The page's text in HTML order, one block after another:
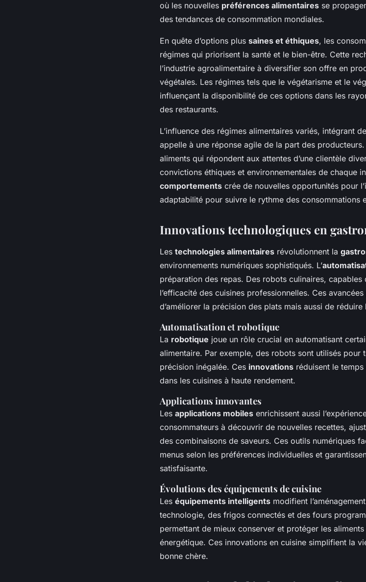
où les nouvelles préférences alimentaires se
des tendances de consommation mondiales.
En quête d’options plus saines et éthiques, les
régimes qui priorisent la santé et le bien-être. Cette
l’industrie agroalimentaire à diversifier son offre en
végétales. Les régimes tels que le végétarisme et le
influençant la disponibilité de ces options dans les
des restaurants.
L’influence des régimes alimentaires variés, intégrant
appelle à une réponse agile de la part des
aliments qui répondent aux attentes d’une clientèle
convictions éthiques et environnementales de chaque
comportements crée de nouvelles opportunités pour
adaptabilité pour suivre le rythme des consommations
Innovations technologiques en
Les technologies alimentaires révolutionnent la
environnements numériques sophistiqués. L’
préparation des repas. Des robots culinaires,
l’efficacité des cuisines professionnelles. Ces
d’améliorer la précision des plats mais aussi de
Automatisation et robotique
La robotique joue un rôle crucial en automatisant
alimentaire. Par exemple, des robots sont utilisés pour
précision inégalée. Ces innovations réduisent le
dans les cuisines à haute rendement.
Applications innovantes
Les applications mobiles enrichissent aussi
consommateurs à découvrir de nouvelles recettes,
des combinaisons de saveurs. Ces outils numériques
menus selon les préférences individuelles et
satisfaisante.
Évolutions des équipements de cuisine
Les équipements intelligents modifient
technologie, des frigos connectés et des fours
permettant de mieux conserver et protéger les
énergétique. Ces innovations en cuisine simplifient la
bonne chère.